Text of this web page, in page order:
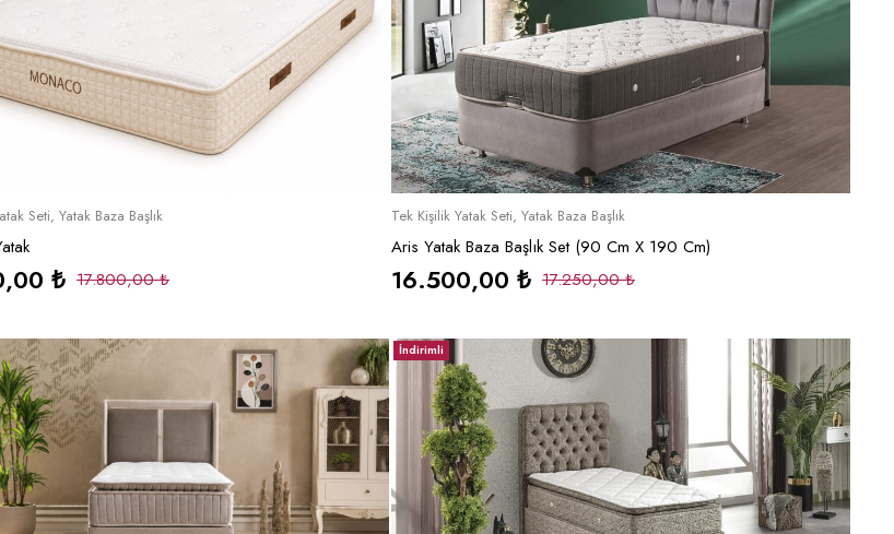
Sepete Ekle
Seti, Yatak Baza Başlık
17.800,00₺
₺
Sepete Ekle
Tek Kişilik Yatak Seti, Yatak Baza Başlık
Aris Yatak Baza Başlık Set (90 Cm X 190 Cm)
17.250,00₺
16.500,00 ₺
İndirimli